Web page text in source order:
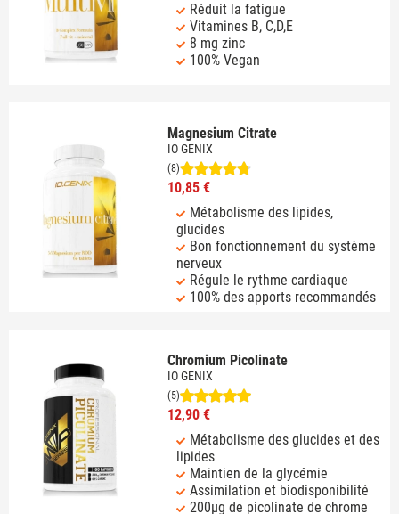
Réduit la fatigue
Vitamines B, C,D,E
8 mg zinc
100% Vegan
Magnesium Citrate
IO GENIX
(8)
10,85 €
Métabolisme des lipides,
glucides
Bon fonctionnement du système
nerveux
Régule le rythme cardiaque
100% des apports recommandés
Chromium Picolinate
IO GENIX
(5)
12,90 €
Métabolisme des glucides et des
lipides
Maintien de la glycémie
Assimilation et biodisponibilité
200µg de picolinate de chrome